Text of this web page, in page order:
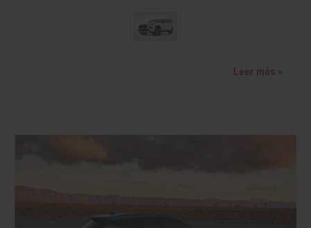
Leer más »